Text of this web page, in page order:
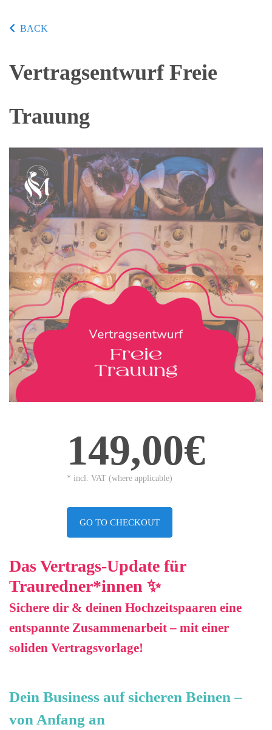
BACK
Vertragsentwurf Freie
Trauung
149,00€
* incl. VAT (where applicable)
GO TO CHECKOUT
Das Vertrags-Update für
Trauredner*innen ✨
Sichere dir & deinen Hochzeitspaaren eine
entspannte Zusammenarbeit – mit einer
soliden Vertragsvorlage!
Dein Business auf sicheren Beinen –
von Anfang an